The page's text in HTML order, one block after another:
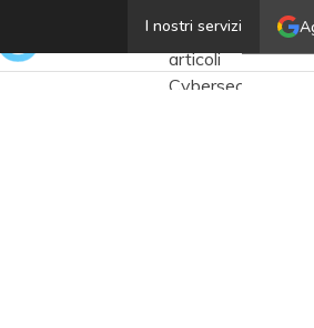
I nostri servizi
Nanni BassettiUltimi
articoli
Cybersecurity